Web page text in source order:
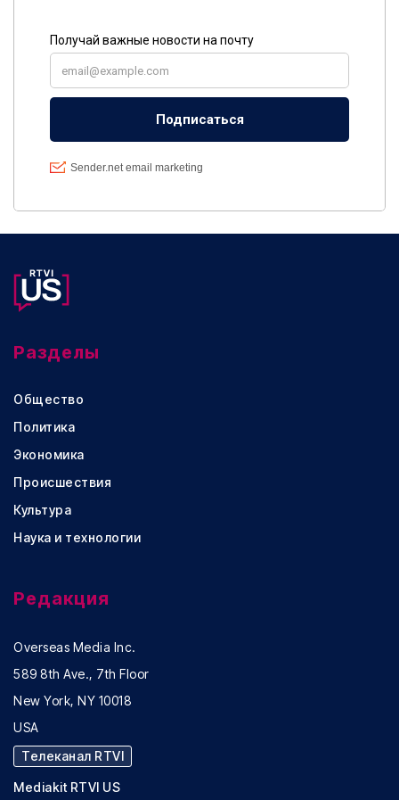
Разделы
Общество
Политика
Экономика
Происшествия
Культура
Наука и технологии
Редакция
Overseas Media Inc.
589 8th Ave., 7th Floor
New York, NY 10018
USA
Телеканал RTVI
Mediakit RTVI US